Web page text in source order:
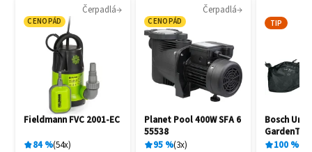
Čerpadlá
CENOPÁD
Fieldmann FVC 2001-EC
84% 54x
Čerpadlá
CENOPÁD
Planet Pool 400W SFA 6
55538
95% 3x
TIP
Bosch
100%